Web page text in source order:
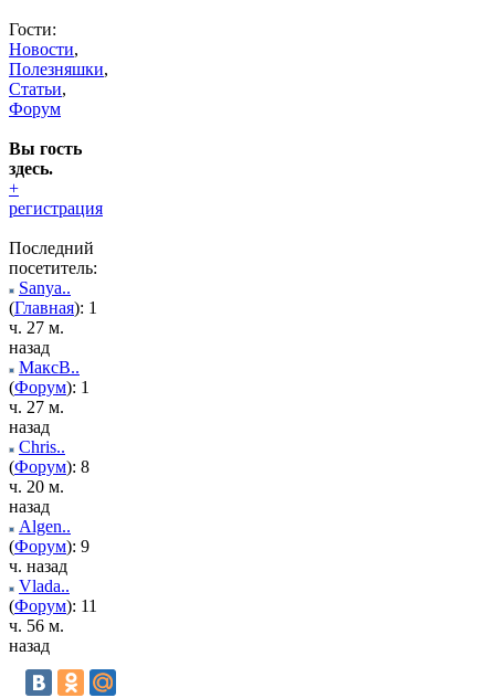
Гости:
Новости,
Полезняшки,
Статьи,
Форум
Вы гость
здесь.
+
регистрация
Последний
посетитель:
Sanya..
(Главная): 1
ч. 27 м.
назад
МаксВ..
(Форум): 1
ч. 27 м.
назад
Chris..
(Форум): 8
ч. 20 м.
назад
Algen..
(Форум): 9
ч. назад
Vlada..
(Форум): 11
ч. 56 м.
назад